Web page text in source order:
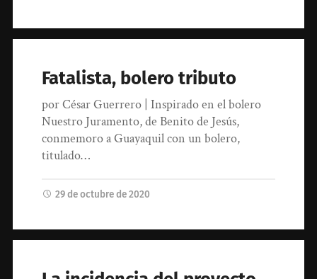
Fatalista, bolero tributo
por César Guerrero | Inspirado en el bolero
Nuestro Juramento, de Benito de Jesús,
conmemoro a Guayaquil con un bolero,
titulado…
29 de octubre de 2020